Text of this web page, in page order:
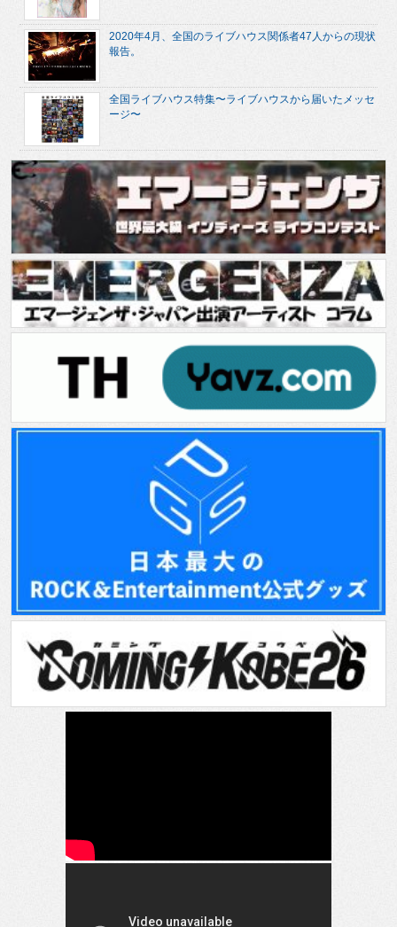
2020年4月、全国のライブハウス関係者47人からの現状
報告。
全国ライブハウス特集〜ライブハウスから届いたメッセ
ージ〜